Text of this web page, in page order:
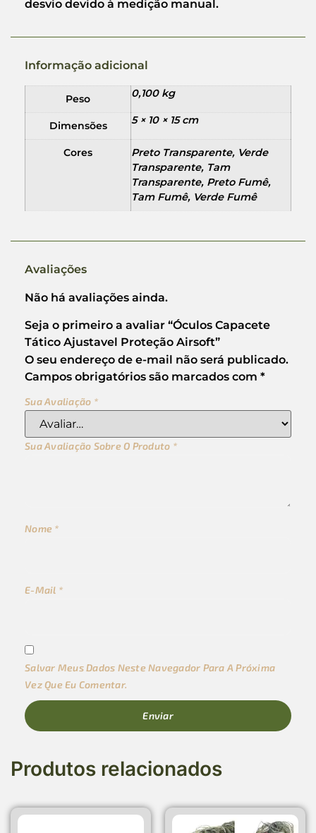
desvio devido à medição manual.
Informação adicional
Peso 0,100 kg
Dimensões 5 × 10 × 15 cm
Cores
Preto Transparente, Verde
Transparente, Tam
Transparente, Preto Fumê,
Tam Fumê, Verde Fumê
Avaliações
Não há avaliações ainda.
Seja o primeiro a avaliar “Óculos Capacete
Tático Ajustavel Proteção Airsoft”
O seu endereço de e-mail não será publicado.
Campos obrigatórios são marcados com *
Sua Avaliação *
Sua Avaliação Sobre O Produto *
Nome *
E-Mail *
Salvar Meus Dados Neste Navegador Para A Próxima
Vez Que Eu Comentar.
Produtos relacionados